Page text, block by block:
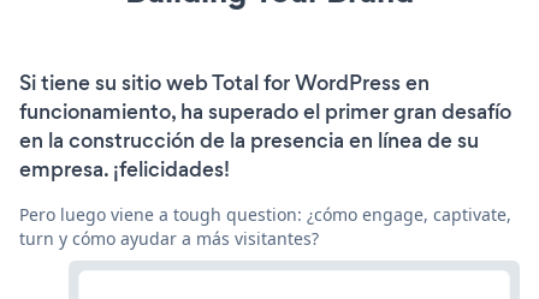
Si tiene su sitio web Total for WordPress en
funcionamiento, ha superado el primer gran desafío
en la construcción de la presencia en línea de su
empresa. ¡felicidades!
Pero luego viene a tough question: ¿cómo engage, captivate,
turn y cómo ayudar a más visitantes?